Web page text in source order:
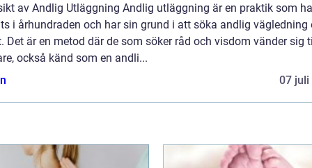
av Andlig Utläggning Andlig utläggning är en praktik som
i århundraden och har sin grund i att söka andlig vägledning
Det är en metod där de som söker råd och visdom vänder sig
också känd som en andli...
07 juli